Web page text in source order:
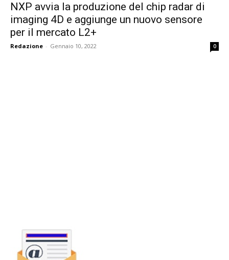
NXP avvia la produzione del chip radar di
imaging 4D e aggiunge un nuovo sensore
per il mercato L2+
Redazione - Gennaio 10, 2022 0